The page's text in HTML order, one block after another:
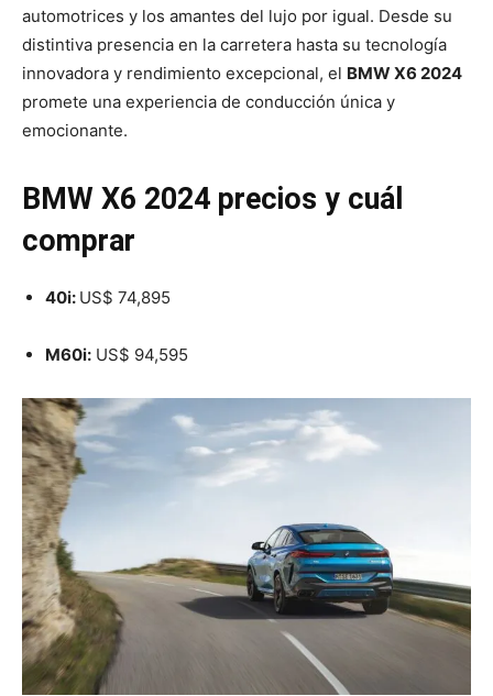
automotrices y los amantes del lujo por igual. Desde su
distintiva presencia en la carretera hasta su tecnología
innovadora y rendimiento excepcional, el BMW X6 2024
promete una experiencia de conducción única y
emocionante.
BMW X6 2024 precios y cuál
comprar
40i: US$ 74,895
M60i: US$ 94,595